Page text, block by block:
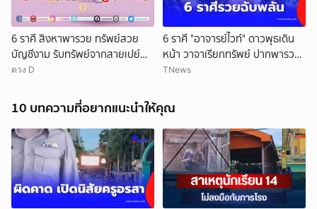
6 ราศี สิงหาพารวย ทรัพย์สวย
บัญชีงาม รับทรัพย์จากสายเปย์
เงินหมุนเข้าไม่ขาดสาย
ดวง D
6 ราศี "อาจารย์ไวท์" ดาวพุธเดิน
หน้า วาจาเรียกทรัพย์ ปากพารวย
ฉับพลัน
TNews
10 บทความที่อยากแนะนำให้คุณ